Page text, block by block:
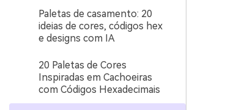
Paletas de casamento: 20
ideias de cores, códigos hex
e designs com IA
20 Paletas de Cores
Inspiradas em Cachoeiras
com Códigos Hexadecimais